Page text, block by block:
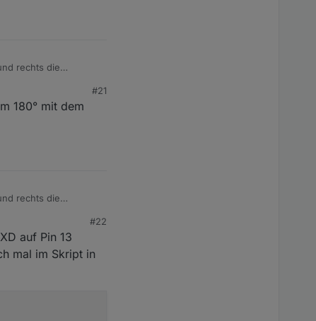
werden, muss
auf jeden Fall
rechts die
#21
180° mit dem
rechts die
#22
auf Pin 13
mal im Skript in